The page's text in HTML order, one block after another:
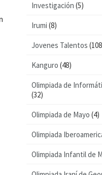
Investigación (5)
Irumi (8)
Jovenes Talentos
Kanguro (48)
Olimpiada de
(32)
Olimpiada de Mayo (4)
Olimpiada
Olimpiada Infantil de